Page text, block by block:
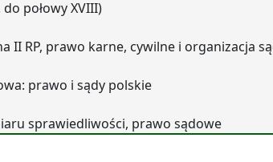
połowy XVIII)
II RP, prawo karne, cywilne i organizacja
prawo i sądy polskie
sprawiedliwości, prawo sądowe